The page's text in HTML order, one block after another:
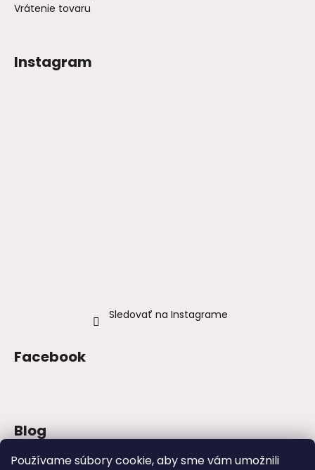
Používame súbory cookie, aby sme vám umožnili
Vrátenie tovaru
Instagram
Sledovať na Instagrame
Facebook
Blog
Šaty na stužkovú 2026: trendy, farby a